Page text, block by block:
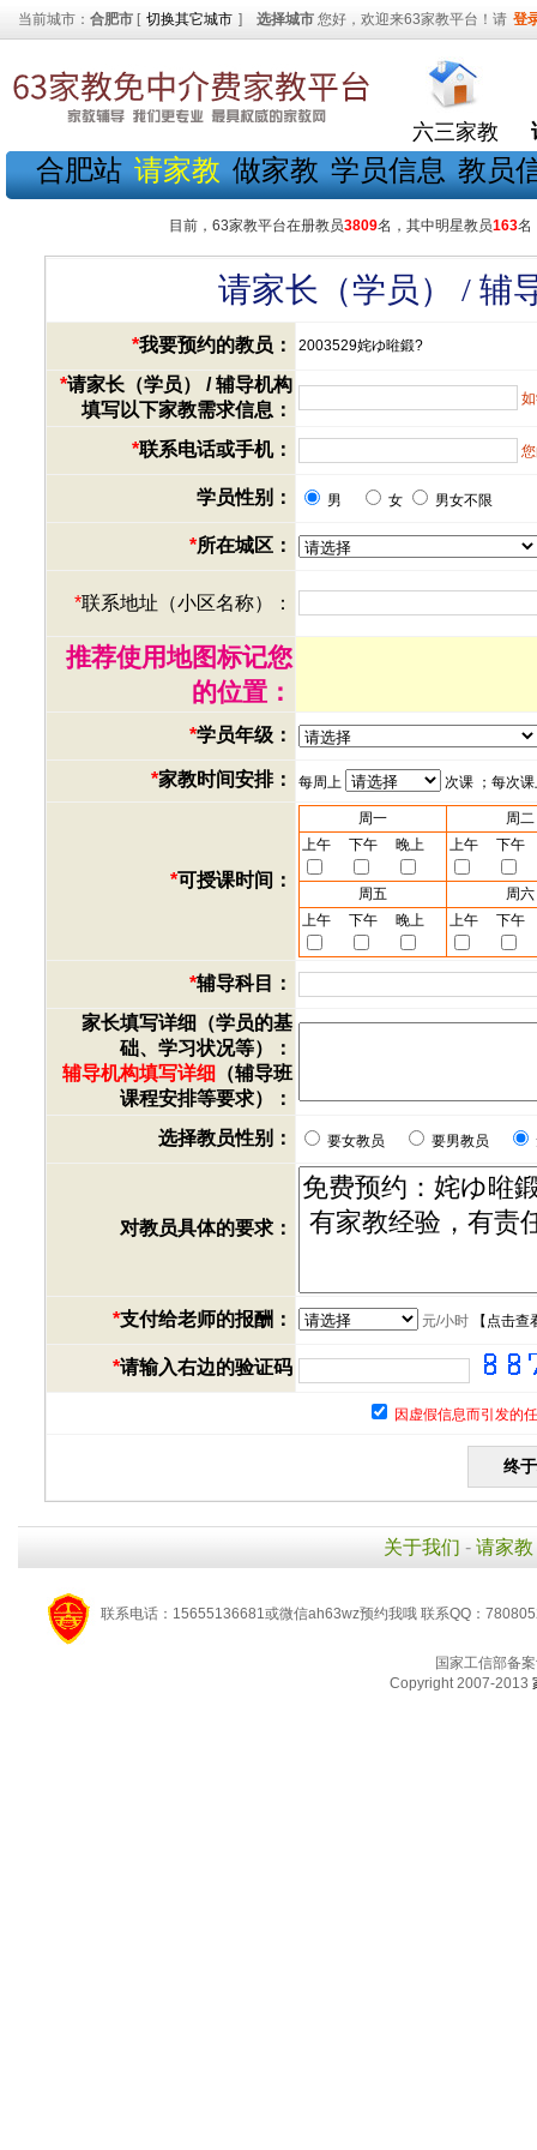
当前城市： 合肥市 [ 切换其它城市 ] 选择城市 您好，欢迎来63家教平台！请 登
六三家教
合肥站 请家教 做家教 学员信息 教员
目前，63家教平台在册教员3809名，其中明星教员163名
请家长（学员） / 辅
*我要预约的教员： 2003529姹ゆ暀鍛?
*请家长（学员） / 辅导机构
填写以下家教需求信息：
*联系电话或手机：
学员性别： 男 女 男女不限
*所在城区：
*联系地址（小区名称）：
推荐使用地图标记您
的位置：
*学员年级：
*家教时间安排： 每周上 次课 ；每次
*可授课时间：
周一
周二
上午
下午 晚上 上午 下午
周五
周六
上午
下午 晚上 上午 下午
*辅导科目：
家长填写详细（学员的基
础、学习状况等）：
辅导机构填写详细 （辅导班
课程安排等要求）：
选择教员性别：
要女教员 要男教员
对教员具体的要求：
*支付给老师的报酬： 元/小时【 点击查
*请输入右边的验证码
因虚假信息而引发的
关于我们 - 请家教
联系电话：15655136681或微信ah63wz预约我哦 联系QQ：
国家工信部备
Copyright 2007-2013